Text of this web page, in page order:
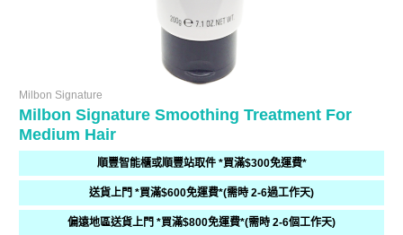
Milbon Signature
Milbon Signature Smoothing Treatment For
Medium Hair
順豐智能櫃或順豐站取件 *買滿$300免運費*
送貨上門 *買滿$600免運費*(需時 2-6過工作天)
偏遠地區送貨上門 *買滿$800免運費*(需時 2-6個工作天)